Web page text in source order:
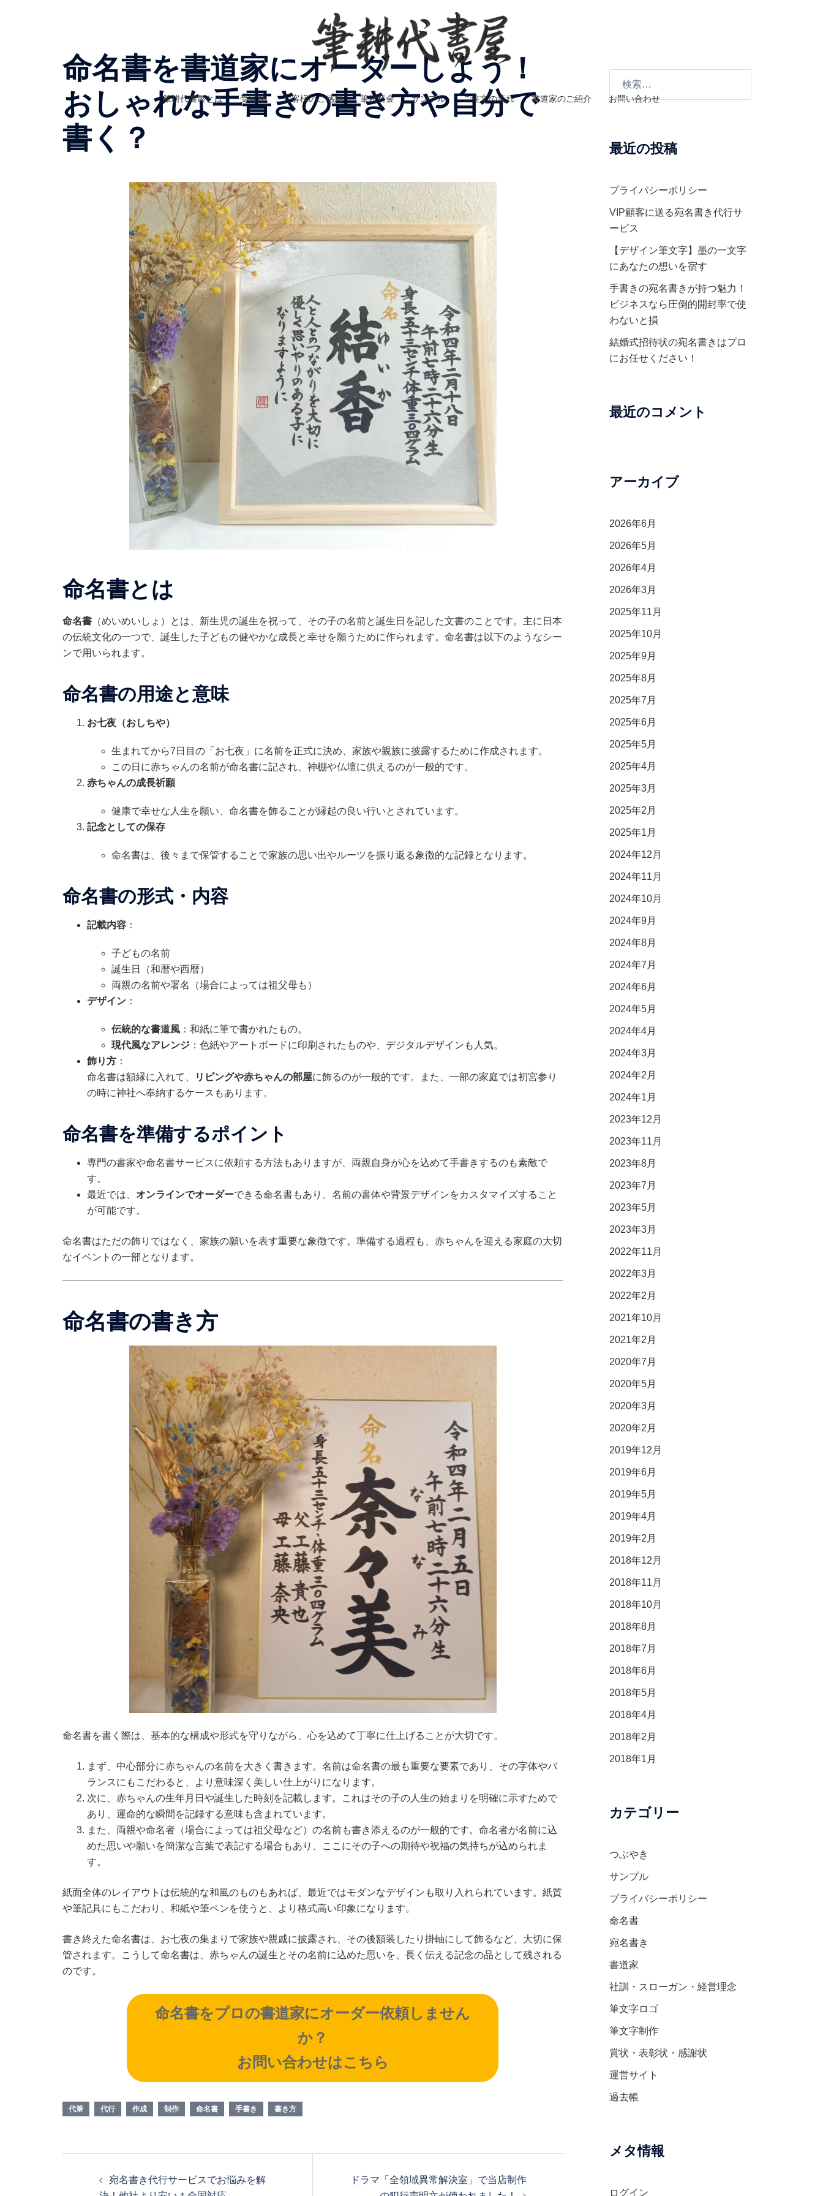
筆耕代書屋とは 受賞歴 お客様のご感想 筆耕料金 サンプル ご注文の流れ 書道家のご紹介 お問い合わせ
命名書を書道家にオーダーしよう！
おしゃれな手書きの書き方や自分で
書く？
命名書とは
命名書 （めいめいしょ）とは、新生児の誕生を祝って、その子の名前と誕生日を記した文書のことです。主に日本
の伝統文化の一つで、誕生した子どもの健やかな成長と幸せを願うために作られます。命名書は以下のようなシー
ンで用いられます。
命名書の用途と意味
お七夜（おしちや）
生まれてから7日目の「お七夜」に名前を正式に決め、家族や親族に披露するために作成されます。
この日に赤ちゃんの名前が命名書に記され、神棚や仏壇に供えるのが一般的です。
赤ちゃんの成長祈願
健康で幸せな人生を願い、命名書を飾ることが縁起の良い行いとされています。
記念としての保存
命名書は、後々まで保管することで家族の思い出やルーツを振り返る象徴的な記録となります。
命名書の形式・内容
記載内容 ：
子どもの名前
誕生日（和暦や西暦）
両親の名前や署名（場合によっては祖父母も）
デザイン ：
伝統的な書道風 ：和紙に筆で書かれたもの。
現代風なアレンジ ：色紙やアートボードに印刷されたものや、デジタルデザインも人気。
飾り方 ：
命名書は額縁に入れて、
リビングや赤ちゃんの部屋に飾るのが一般的です。また、一部の家庭では初宮参り
の時に神社へ奉納するケースもあります。
命名書を準備するポイント
専門の書家や命名書サービスに依頼する方法もありますが、両親自身が心を込めて手書きするのも素敵で
す。
最近では、 オンラインでオーダーできる命名書もあり、名前の書体や背景デザインをカスタマイズすること
が可能です。
命名書はただの飾りではなく、家族の願いを表す重要な象徴です。準備する過程も、赤ちゃんを迎える家庭の大切
なイベントの一部となります。
命名書の書き方
命名書を書く際は、基本的な構成や形式を守りながら、心を込めて丁寧に仕上げることが大切です。
まず、中心部分に赤ちゃんの名前を大きく書きます。名前は命名書の最も重要な要素であり、その字体やバ
ランスにもこだわると、より意味深く美しい仕上がりになります。
次に、赤ちゃんの生年月日や誕生した時刻を記載します。これはその子の人生の始まりを明確に示すためで
あり、運命的な瞬間を記録する意味も含まれています。
また、両親や命名者（場合によっては祖父母など）の名前も書き添えるのが一般的です。命名者が名前に込
めた思いや願いを簡潔な言葉で表記する場合もあり、ここにその子への期待や祝福の気持ちが込められま
す。
紙面全体のレイアウトは伝統的な和風のものもあれば、最近ではモダンなデザインも取り入れられています。紙質
や筆記具にもこだわり、和紙や筆ペンを使うと、より格式高い印象になります。
書き終えた命名書は、お七夜の集まりで家族や親戚に披露され、その後額装したり掛軸にして飾るなど、大切に保
管されます。こうして命名書は、赤ちゃんの誕生とその名前に込めた思いを、長く伝える記念の品として残される
のです。
命名書をプロの書道家にオーダー依頼しません
か？
お問い合わせはこちら
代筆 代行 作成 制作 命名書 手書き 書き方
宛名書き代行サービスでお悩みを解
ドラマ「全領域異常解決室」で当店制作
最近の投稿
プライバシーポリシー
VIP顧客に送る宛名書き代行サ
ービス
【デザイン筆文字】墨の一文字
にあなたの想いを宿す
手書きの宛名書きが持つ魅力！
ビジネスなら圧倒的開封率で使
わないと損
結婚式招待状の宛名書きはプロ
にお任せください！
最近のコメント
アーカイブ
2026年6月
2026年5月
2026年4月
2026年3月
2025年11月
2025年10月
2025年9月
2025年8月
2025年7月
2025年6月
2025年5月
2025年4月
2025年3月
2025年2月
2025年1月
2024年12月
2024年11月
2024年10月
2024年9月
2024年8月
2024年7月
2024年6月
2024年5月
2024年4月
2024年3月
2024年2月
2024年1月
2023年12月
2023年11月
2023年8月
2023年7月
2023年5月
2023年3月
2022年11月
2022年3月
2022年2月
2021年10月
2021年2月
2020年7月
2020年5月
2020年3月
2020年2月
2019年12月
2019年6月
2019年5月
2019年4月
2019年2月
2018年12月
2018年11月
2018年10月
2018年8月
2018年7月
2018年6月
2018年5月
2018年4月
2018年2月
2018年1月
カテゴリー
つぶやき
サンプル
プライバシーポリシー
命名書
宛名書き
書道家
社訓・スローガン・経営理念
筆文字ロゴ
筆文字制作
賞状・表彰状・感謝状
運営サイト
過去帳
メタ情報
ログイン